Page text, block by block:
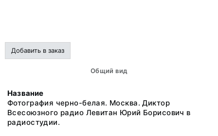
Добавить в заказ
Общий вид
Название
Фотография черно-белая. Москва. Диктор
Всесоюзного радио Левитан Юрий Борисович в
радиостудии.